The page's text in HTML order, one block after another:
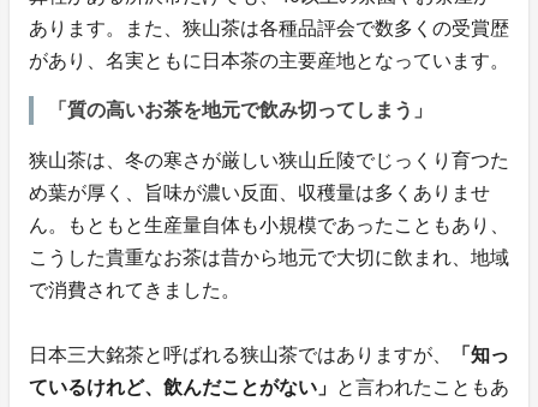
あります。また、狭山茶は各種品評会で数多くの受賞歴
があり、名実ともに日本茶の主要産地となっています。
「質の高いお茶を地元で飲み切ってしまう」
狭山茶は、冬の寒さが厳しい狭山丘陵でじっくり育つた
め葉が厚く、旨味が濃い反面、収穫量は多くありませ
ん。もともと生産量自体も小規模であったこともあり、
こうした貴重なお茶は昔から地元で大切に飲まれ、地域
で消費されてきました。
日本三大銘茶と呼ばれる狭山茶ではありますが、
「知っ
ているけれど、飲んだことがない」 と言われたこともあ